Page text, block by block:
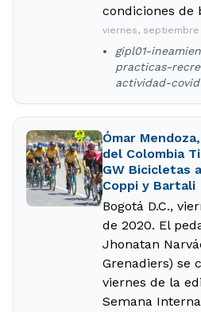
condiciones de
viernes,
gipl01-
practicas-
actividad-
Ómar
del Colombia
GW Bicicletas
Coppi y Bartali
Bogotá D.C.,
de 2020. El
Jhonatan
Grenadiers) se
viernes de la
Semana